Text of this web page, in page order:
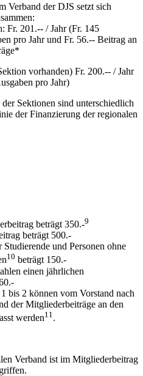
Verband der DJS setzt sich
Fr. 201.-- / Jahr (Fr. 145
pro Jahr und Fr. 56.-- Beitrag an
vorhanden) Fr. 200.-- / Jahr
pro Jahr)
Sektionen sind unterschiedlich
der Finanzierung der regionalen
beträgt 350.-9
beträgt 500.-
und Personen ohne
10 beträgt 150.-
einen jährlichen
bis 2 können vom Vorstand nach
der Mitgliederbeiträge an den
werden11 .
Verband ist im Mitgliederbeitrag